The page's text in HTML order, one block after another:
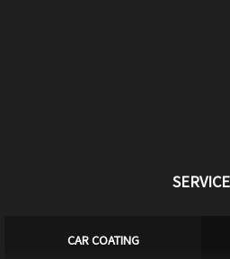
SERVICE
CAR COATING